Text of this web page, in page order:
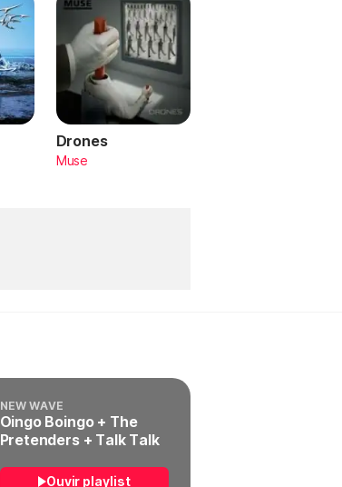
Drones
Muse
NEW WAVE
Oingo Boingo + The
Pretenders + Talk Talk
Ouvir playlist